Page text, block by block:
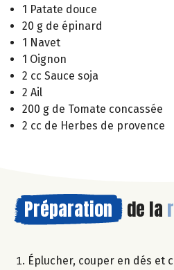
1 Patate douce
20 g de épinard
1 Navet
1 Oignon
2 cc Sauce soja
2 Ail
200 g de Tomate concassée
2 cc de Herbes de provence
Préparation de la
Éplucher, couper en dés et